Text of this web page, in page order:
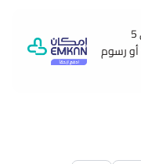
وقسّمها على 5
أو رسوم